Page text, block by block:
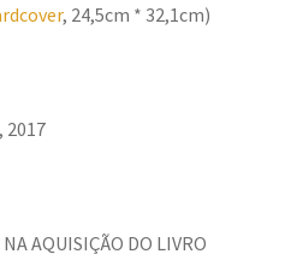
, 24,5cm * 32,1cm)
2017
NA AQUISIÇÃO DO LIVRO